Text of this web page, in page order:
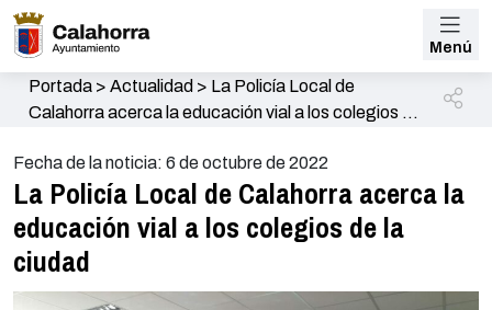
Menú
Portada> Actualidad > La Policía Local de
Calahorra acerca la educación vial a los colegios de
Fecha de la noticia: 6 de octubre de 2022
La Policía Local de Calahorra acerca la
educación vial a los colegios de la
ciudad